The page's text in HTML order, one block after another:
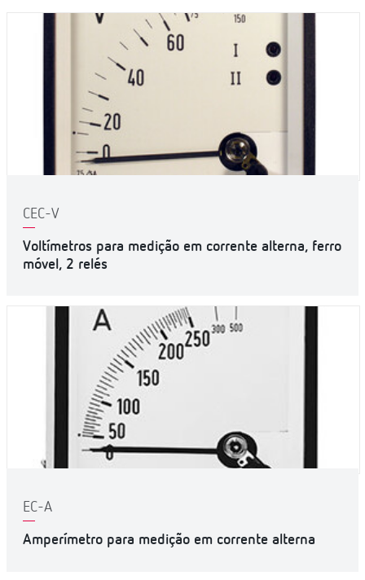
CEC-V
Voltímetros para medição em corrente alterna, ferro
móvel, 2 relés
EC-A
Amperímetro para medição em corrente alterna